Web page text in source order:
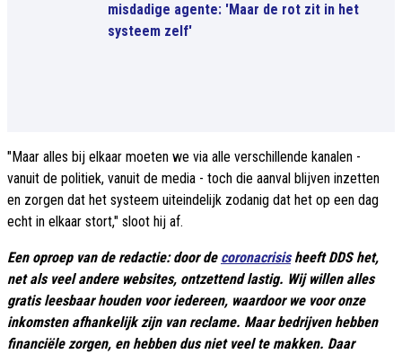
misdadige agente: 'Maar de rot zit in het
systeem zelf'
"Maar alles bij elkaar moeten we via alle verschillende kanalen -
vanuit de politiek, vanuit de media - toch die aanval blijven inzetten
en zorgen dat het systeem uiteindelijk zodanig dat het op een dag
echt in elkaar stort," sloot hij af.
Een oproep van de redactie: door de coronacrisisheeft DDS het,
net als veel andere websites, ontzettend lastig. Wij willen alles
gratis leesbaar houden voor iedereen, waardoor we voor onze
inkomsten afhankelijk zijn van reclame. Maar bedrijven hebben
financiële zorgen, en hebben dus niet veel te makken. Daar